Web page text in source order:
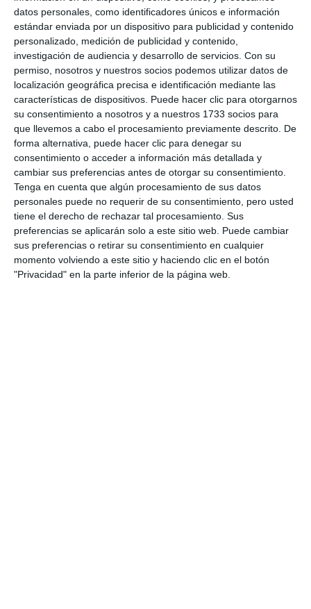
datos personales, como identificadores únicos e información
estándar enviada por un dispositivo para publicidad y contenido
personalizado, medición de publicidad y contenido,
investigación de audiencia y desarrollo de servicios. Con su
permiso, nosotros y nuestros socios podemos utilizar datos de
localización geográfica precisa e identificación mediante las
características de dispositivos. Puede hacer clic para otorgarnos
su consentimiento a nosotros y a nuestros 1733 socios para
que llevemos a cabo el procesamiento previamente descrito. De
forma alternativa, puede hacer clic para denegar su
consentimiento o acceder a información más detallada y
cambiar sus preferencias antes de otorgar su consentimiento.
Tenga en cuenta que algún procesamiento de sus datos
personales puede no requerir de su consentimiento, pero usted
tiene el derecho de rechazar tal procesamiento. Sus
preferencias se aplicarán solo a este sitio web. Puede cambiar
sus preferencias o retirar su consentimiento en cualquier
momento volviendo a este sitio y haciendo clic en el botón
"Privacidad" en la parte inferior de la página web.